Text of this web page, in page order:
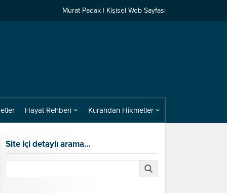
Murat Padak | Kişisel Web Sayfası
Hayat Rehberi Kurandan Hikmetler
Site içi detaylı arama…